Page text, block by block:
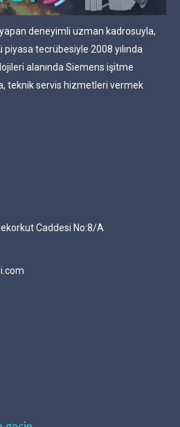
deneyimli uzman kadrosuyla,
tecrübesiyle 2008 yılında
alanında Siemens işitme
teknik servis hizmetleri vermek
Caddesi No:8/A